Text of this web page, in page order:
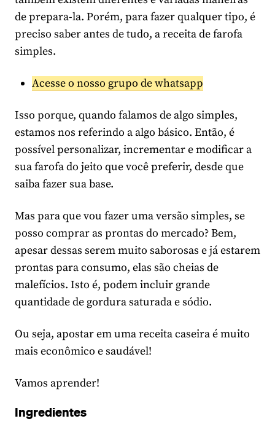
de prepara-la. Porém, para fazer qualquer tipo, é
preciso saber antes de tudo, a receita de farofa
simples.
Acesse o nosso grupo de whatsapp
Isso porque, quando falamos de algo simples,
estamos nos referindo a algo básico. Então, é
possível personalizar, incrementar e modificar a
sua farofa do jeito que você preferir, desde que
saiba fazer sua base.
Mas para que vou fazer uma versão simples, se
posso comprar as prontas do mercado? Bem,
apesar dessas serem muito saborosas e já estarem
prontas para consumo, elas são cheias de
malefícios. Isto é, podem incluir grande
quantidade de gordura saturada e sódio.
Ou seja, apostar em uma receita caseira é muito
mais econômico e saudável!
Vamos aprender!
Ingredientes